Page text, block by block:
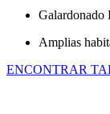
Galardonado
Amplias
ENCONTRAR